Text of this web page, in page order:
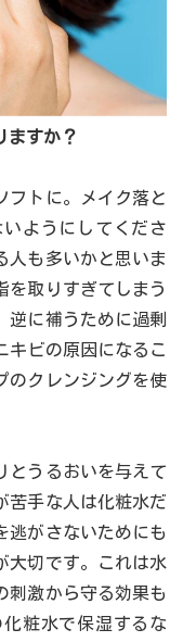
すか？
フトに。メイク落と
ようにしてくださ
人も多いかと思いま
を取りすぎてしまう
逆に補うために過剰
キビの原因になるこ
のクレンジングを使
とうるおいを与えて
苦手な人は化粧水だ
逃がさないためにも
大切です。これは水
刺激から守る効果も
粧水で保湿するな